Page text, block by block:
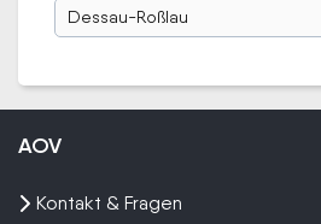
Dessau-Roßlau
AOV
Kontakt & Fragen